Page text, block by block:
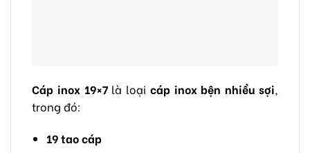
Cáp inox 19×7là loại cáp inox bện nhiều sợi,
trong đó:
19 tao cáp